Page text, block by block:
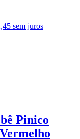
sem juros
Pinico